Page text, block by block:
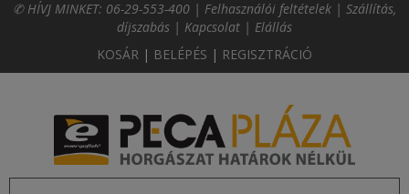
✆ HÍVJ MINKET: 06-29-553-400 | Felhasználói feltételek | Szállítás,
díjszabás | Kapcsolat | Elállás
KOSÁR | BELÉPÉS | REGISZTRÁCIÓ